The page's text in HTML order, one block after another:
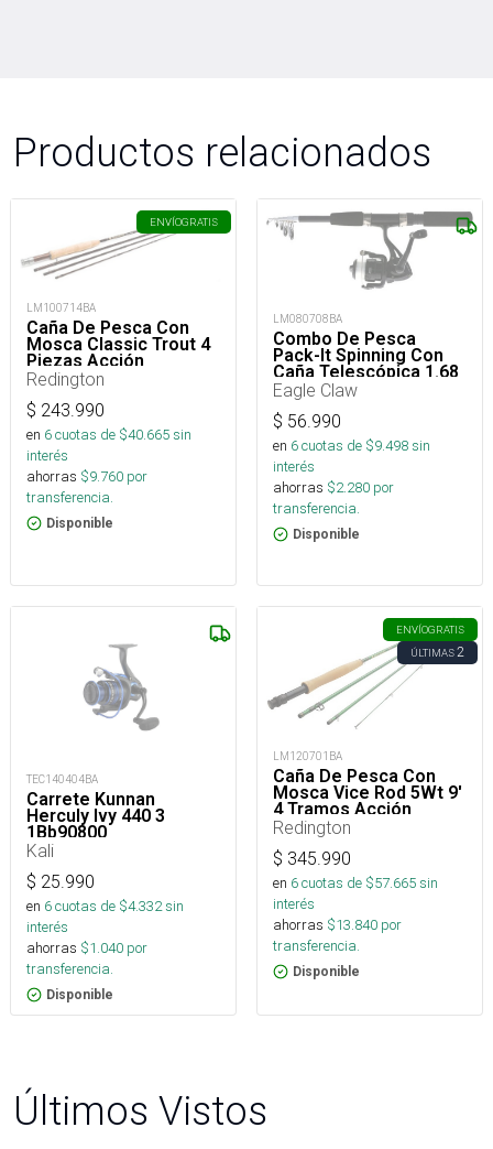
Productos relacionados
ENVÍOGRATIS
LM100714BA
Caña De Pesca Con
Mosca Classic Trout 4
Piezas Acción
Moderada
Redington
$ 243.990
en 6cuotas de $40.665sin
interés
ahorras $9.760 por
transferencia.
Disponible
LM080708BA
Combo De Pesca
Pack-It Spinning Con
Caña Telescópica 1.68
Mt Y Reel
Eagle Claw
$ 56.990
en 6cuotas de $9.498sin
interés
ahorras $2.280 por
transferencia.
Disponible
TEC140404BA
Carrete Kunnan
Herculy Ivy 440 3
1Bb90800
Kali
$ 25.990
en 6cuotas de $4.332sin
interés
ahorras $1.040 por
transferencia.
Disponible
ENVÍOGRATIS
ÚLTIMAS2
LM120701BA
Caña De Pesca Con
Mosca Vice Rod 5Wt 9'
4 Tramos Acción
Rápida
Redington
$ 345.990
en 6cuotas de $57.665sin
interés
ahorras $13.840 por
transferencia.
Disponible
Últimos Vistos